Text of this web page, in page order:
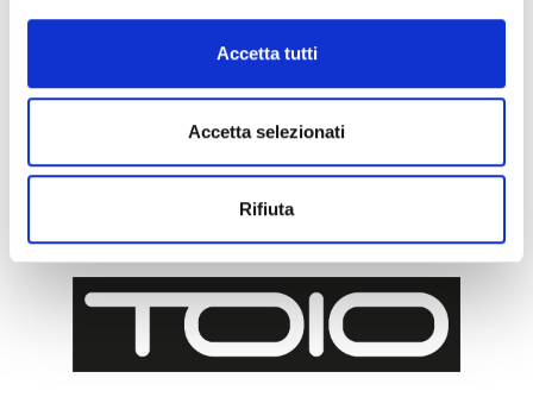
Accetta tutti
Accetta selezionati
Rifiuta